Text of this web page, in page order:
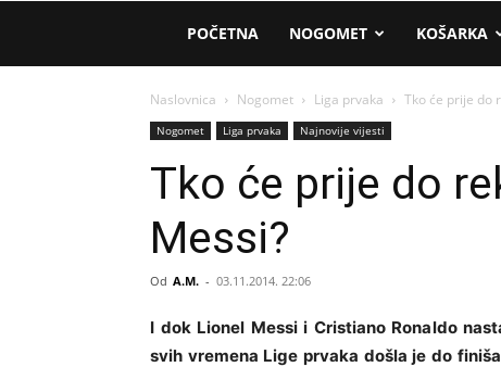
AM
Sport
POČETNA NOGOMET KOŠARKA
Naslovnica Nogomet Liga prvaka Tko će prije do
Nogomet Liga prvaka Najnovije vijesti
Tko će prije do
Messi?
Od A.M. - 03.11.2014. 22:06
I dok Lionel Messi i Cristiano Ronaldo
svih vremena Lige prvaka došla je do